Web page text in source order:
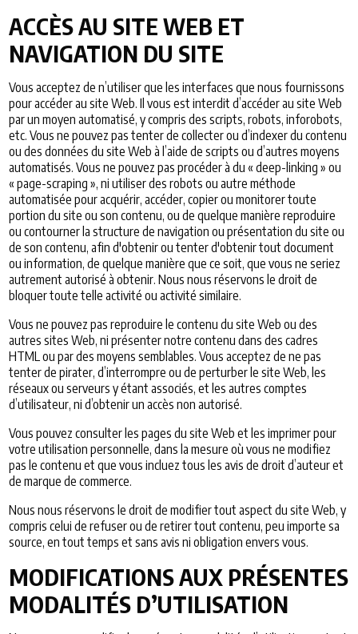
ACCÈS AU SITE WEB ET
NAVIGATION DU SITE
Vous acceptez de n’utiliser que les interfaces que nous fournissons
pour accéder au site Web. Il vous est interdit d’accéder au site Web
par un moyen automatisé, y compris des scripts, robots, inforobots,
etc. Vous ne pouvez pas tenter de collecter ou d’indexer du contenu
ou des données du site Web à l’aide de scripts ou d’autres moyens
automatisés. Vous ne pouvez pas procéder à du « deep-linking » ou
« page-scraping », ni utiliser des robots ou autre méthode
automatisée pour acquérir, accéder, copier ou monitorer toute
portion du site ou son contenu, ou de quelque manière reproduire
ou contourner la structure de navigation ou présentation du site ou
de son contenu, afin d'obtenir ou tenter d'obtenir tout document
ou information, de quelque manière que ce soit, que vous ne seriez
autrement autorisé à obtenir. Nous nous réservons le droit de
bloquer toute telle activité ou activité similaire.
Vous ne pouvez pas reproduire le contenu du site Web ou des
autres sites Web, ni présenter notre contenu dans des cadres
HTML ou par des moyens semblables. Vous acceptez de ne pas
tenter de pirater, d’interrompre ou de perturber le site Web, les
réseaux ou serveurs y étant associés, et les autres comptes
d’utilisateur, ni d’obtenir un accès non autorisé.
Vous pouvez consulter les pages du site Web et les imprimer pour
votre utilisation personnelle, dans la mesure où vous ne modifiez
pas le contenu et que vous incluez tous les avis de droit d’auteur et
de marque de commerce.
Nous nous réservons le droit de modifier tout aspect du site Web, y
compris celui de refuser ou de retirer tout contenu, peu importe sa
source, en tout temps et sans avis ni obligation envers vous.
MODIFICATIONS AUX PRÉSENTES
MODALITÉS D’UTILISATION